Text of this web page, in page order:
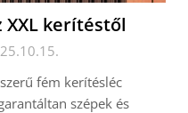
XXL kerítéstől
fém kerítésléc
szépek és